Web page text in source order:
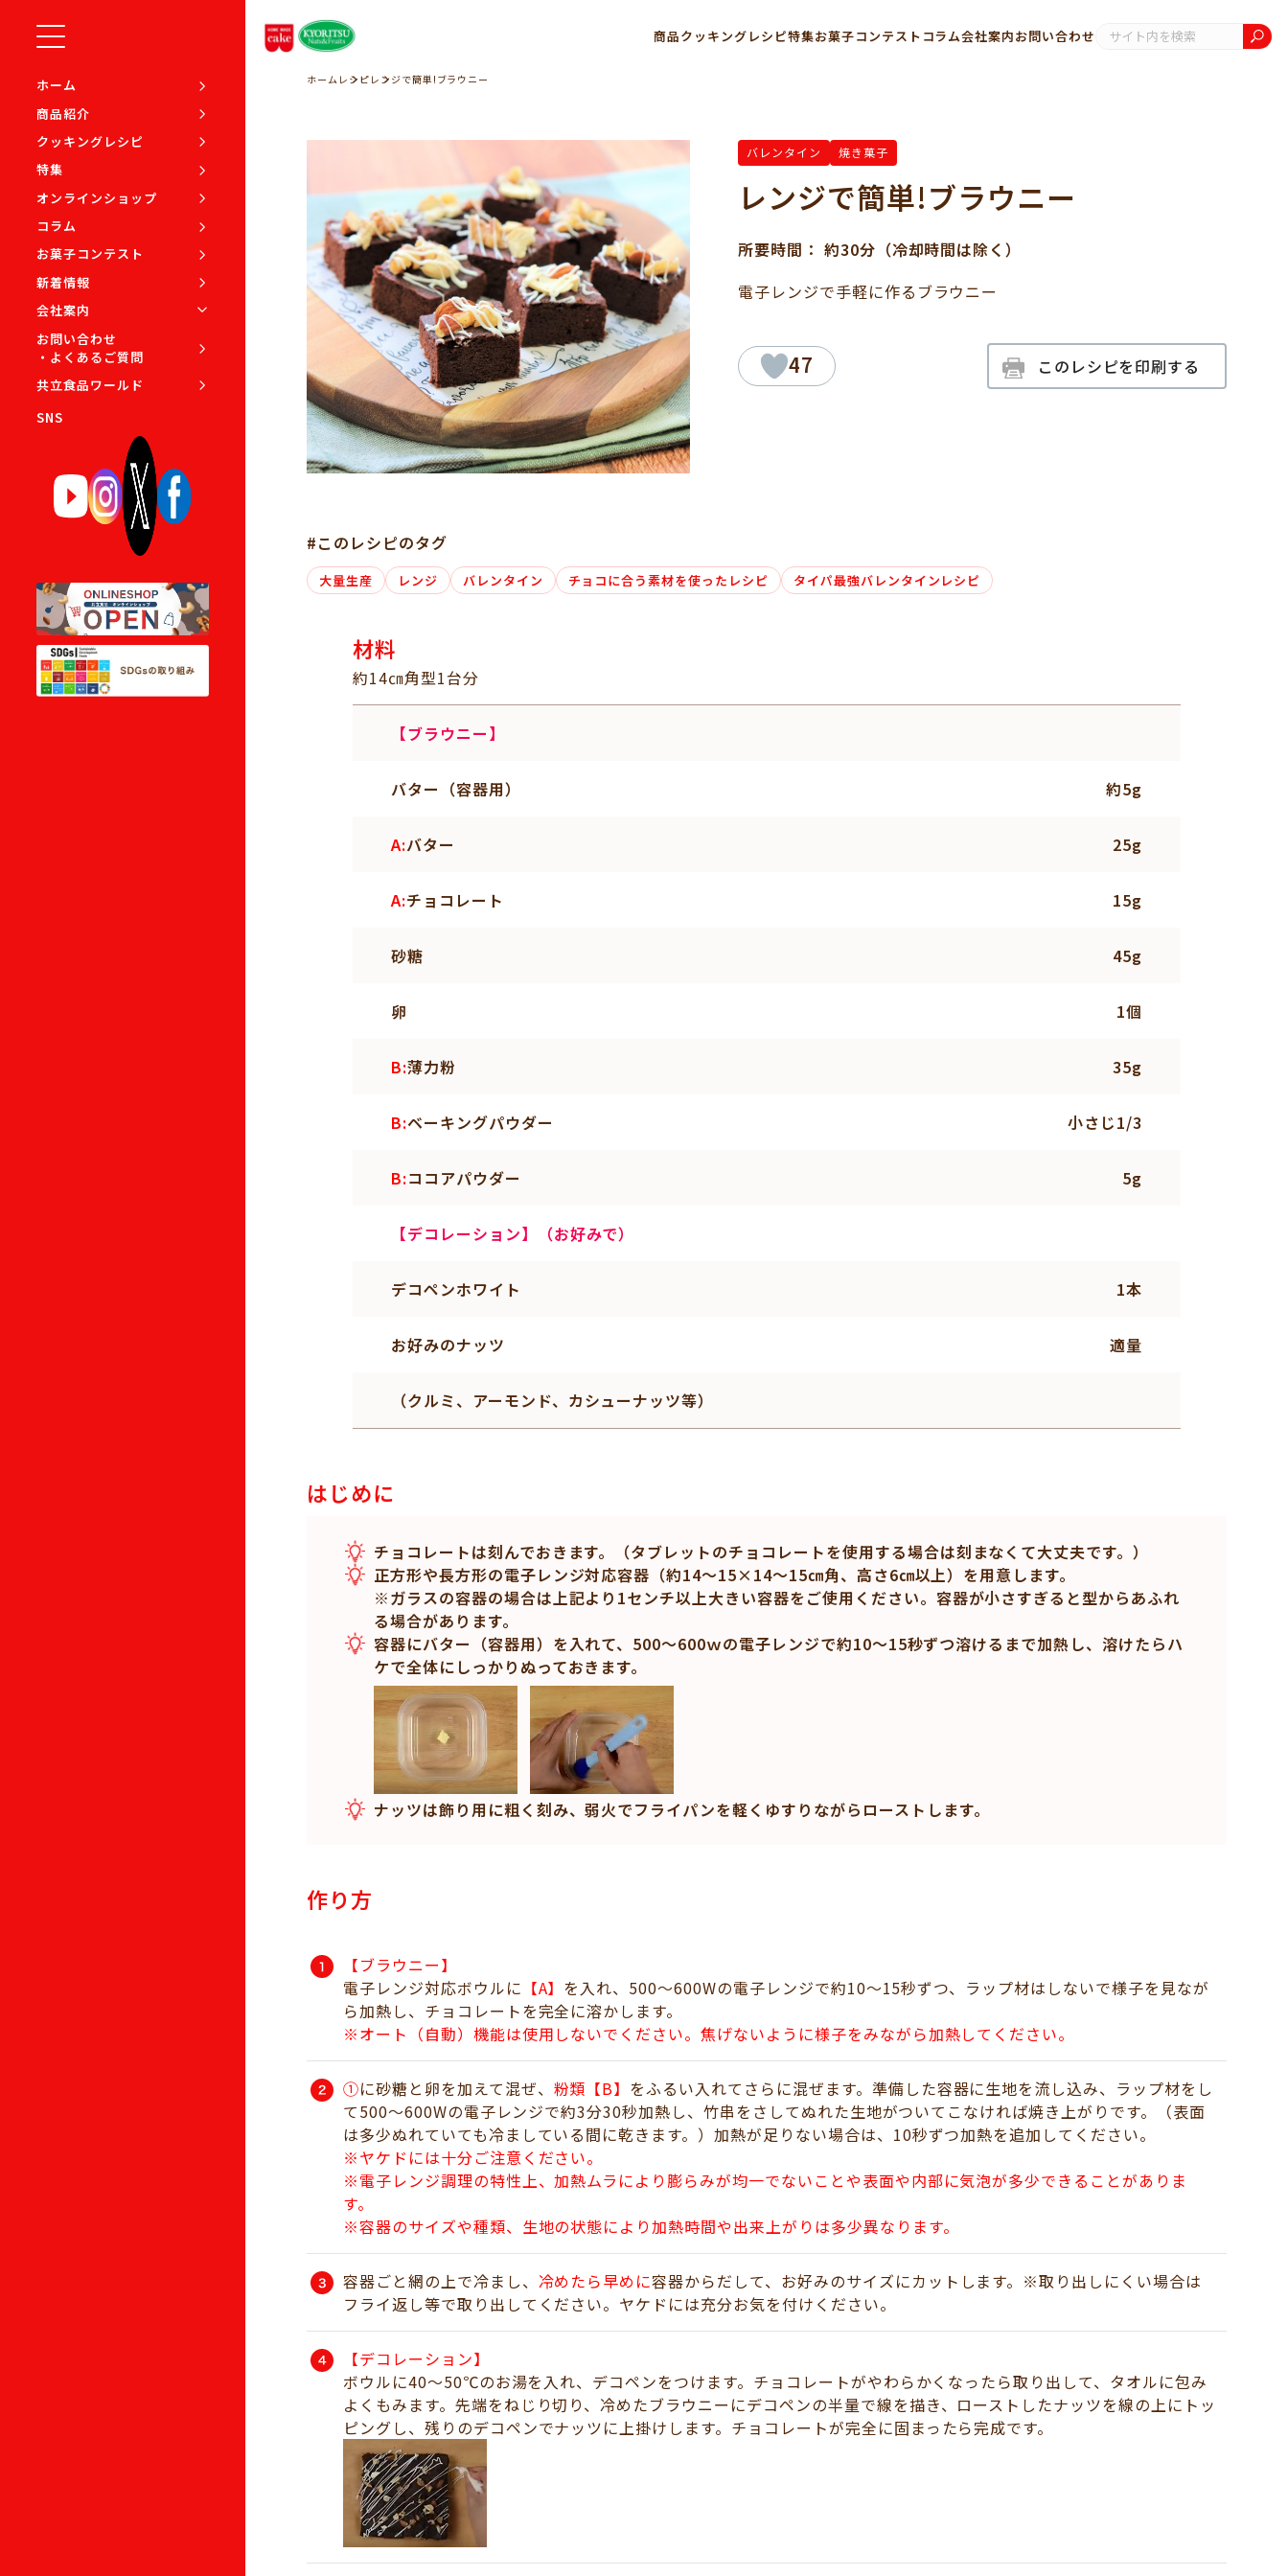
ホーム
商品紹介
クッキングレシピ
特集
オンラインショップ
コラム
お菓子コンテスト
新着情報
会社案内
お問い合わせ
・よくあるご質問
共立食品ワールド
SNS
商品クッキングレシピ特集お菓子コンテスト コラム会社案内お問い合わせ
ホーム レシピ レンジで簡単!ブラウニー
バレンタイン 焼き菓子
レンジで簡単!ブラウニー
所要時間： 約30分（冷却時間は除く）
電子レンジで手軽に作るブラウニー
47 このレシピを印刷する
#このレシピのタグ
大量生産 レンジ バレンタイン チョコに合う素材を使ったレシピ タイパ最強バレンタインレシピ
材料
約14㎝角型1台分
【ブラウニー】
バター（容器用） 約5g
A:バター 25g
A:チョコレート 15g
砂糖 45g
卵 1個
B:薄力粉 35g
B:ベーキングパウダー 小さじ1/3
B:ココアパウダー 5g
【デコレーション】（お好みで）
デコペンホワイト 1本
お好みのナッツ 適量
（クルミ、アーモンド、カシューナッツ等）
はじめに
チョコレートは刻んでおきます。（タブレットのチョコレートを使用する場合は刻まなくて大丈夫です。）
正方形や長方形の電子レンジ対応容器（約14～15×14～15㎝角、高さ6㎝以上）を用意します。
※ガラスの容器の場合は上記より1センチ以上大きい容器をご使用ください。容器が小さすぎると型からあふれ
る場合があります。
容器にバター（容器用）を入れて、500～600ｗの電子レンジで約10～15秒ずつ溶けるまで加熱し、溶けたらハ
ケで全体にしっかりぬっておきます。
ナッツは飾り用に粗く刻み、弱火でフライパンを軽くゆすりながらローストします。
作り方
【ブラウニー】
電子レンジ対応ボウルに 【A】 を入れ、500～600Wの電子レンジで約10～15秒ずつ、ラップ材はしないで様子を見なが
ら加熱し、チョコレートを完全に溶かします。
※オート（自動）機能は使用しないでください。焦げないように様子をみながら加熱してください。
①に砂糖と卵を加えて混ぜ、 粉類【B】 をふるい入れてさらに混ぜます。準備した容器に生地を流し込み、ラップ材をし
て500～600Wの電子レンジで約3分30秒加熱し、竹串をさしてぬれた生地がついてこなければ焼き上がりです。（表面
は多少ぬれていても冷ましている間に乾きます。）加熱が足りない場合は、10秒ずつ加熱を追加してください。
※ヤケドには十分ご注意ください。
※電子レンジ調理の特性上、加熱ムラにより膨らみが均一でないことや表面や内部に気泡が多少できることがありま
す。
※容器のサイズや種類、生地の状態により加熱時間や出来上がりは多少異なります。
容器ごと網の上で冷まし、 冷めたら早めに容器からだして、お好みのサイズにカットします。※取り出しにくい場合は
フライ返し等で取り出してください。ヤケドには充分お気を付けください。
【デコレーション】
ボウルに40～50℃のお湯を入れ、デコペンをつけます。チョコレートがやわらかくなったら取り出して、タオルに包み
よくもみます。先端をねじり切り、冷めたブラウニーにデコペンの半量で線を描き、ローストしたナッツを線の上にトッ
ピングし、残りのデコペンでナッツに上掛けします。チョコレートが完全に固まったら完成です。